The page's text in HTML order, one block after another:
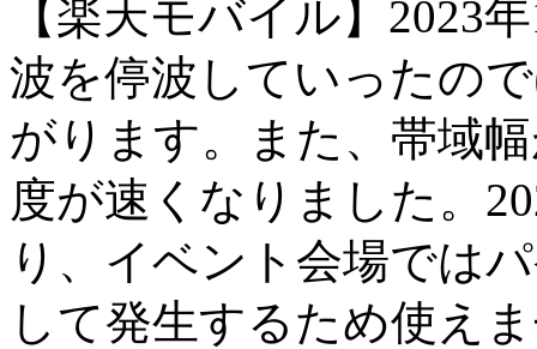
【楽天モバイル】2023
波を停波していったの
がります。また、帯域
度が速くなりました。
り、イベント会場では
して発生するため使え